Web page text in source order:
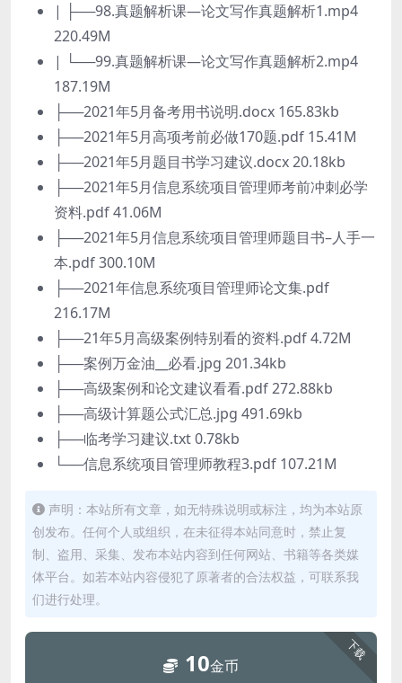
| ├──98.真题解析课—论文写作真题解析1.mp4
220.49M
| └──99.真题解析课—论文写作真题解析2.mp4
187.19M
├──2021年5月备考用书说明.docx 165.83kb
├──2021年5月高项考前必做170题.pdf 15.41M
├──2021年5月题目书学习建议.docx 20.18kb
├──2021年5月信息系统项目管理师考前冲刺必学
资料.pdf 41.06M
├──2021年5月信息系统项目管理师题目书–人手一
本.pdf 300.10M
├──2021年信息系统项目管理师论文集.pdf
216.17M
├──21年5月高级案例特别看的资料.pdf 4.72M
├──案例万金油__必看.jpg 201.34kb
├──高级案例和论文建议看看.pdf 272.88kb
├──高级计算题公式汇总.jpg 491.69kb
├──临考学习建议.txt 0.78kb
└──信息系统项目管理师教程3.pdf 107.21M
声明：本站所有文章，如无特殊说明或标注，均为本站原
创发布。任何个人或组织，在未征得本站同意时，禁止复
制、盗用、采集、发布本站内容到任何网站、书籍等各类媒
体平台。如若本站内容侵犯了原著者的合法权益，可联系我
们进行处理。
下载
10金币